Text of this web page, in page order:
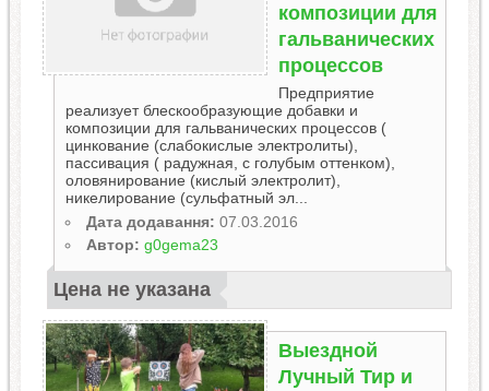
композиции для
гальванических
процессов
Предприятие
реализует блескообразующие добавки и
композиции для гальванических процессов (
цинкование (слабокислые электролиты),
пассивация ( радужная, с голубым оттенком),
оловянирование (кислый электролит),
никелирование (сульфатный эл...
Дата додавання: 07.03.2016
Автор: g0gema23
Цена не указана
Bыездной
Лучный Тир и